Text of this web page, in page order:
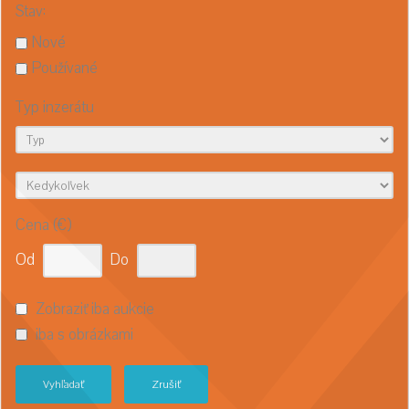
Stav:
Nové
Používané
Typ inzerátu
Cena (€)
Od
Do
Zobraziť iba aukcie
iba s obrázkami
Vyhľadať Zrušiť